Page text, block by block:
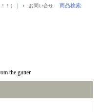
！） ｜ お問い合せ 商品検索:
the gutter